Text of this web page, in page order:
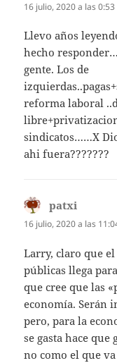
16 julio, 2020 a las 0:53
Llevo años
hecho
gente. Los de
reforma laboral
sindicatos……X
ahi fuera???????
patxi
16 julio, 2020 a las
Larry, claro que
públicas llega
que cree que las
economía. Serán
pero, para la
se gasta hace
no como el que